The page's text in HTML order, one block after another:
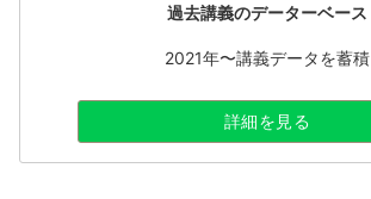
過去講義のデーターベース
2021年〜講義データを蓄積
詳細を見る